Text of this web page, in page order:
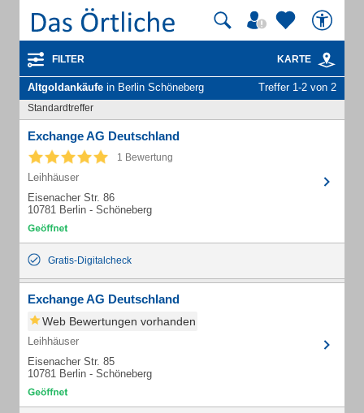
FILTER KARTE
Altgoldankäufe in Berlin Schöneberg Treffer 1-2 von 2
Standardtreffer
Exchange AG Deutschland
1 Bewertung
Leihhäuser
Eisenacher Str. 86
10781 Berlin - Schöneberg
Gratis-Digitalcheck
Exchange AG Deutschland
Web Bewertungen vorhanden
Leihhäuser
Eisenacher Str. 85
10781 Berlin - Schöneberg